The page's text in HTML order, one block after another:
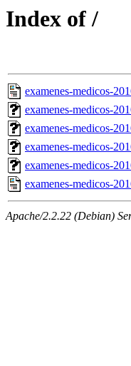
Index of /
examenes-medicos-
examenes-medicos-
examenes-medicos-
examenes-medicos-
examenes-medicos-
examenes-medicos-
Apache/2.2.22 (Debian)